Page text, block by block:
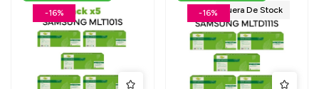
-16% -16% Fuera De Stock